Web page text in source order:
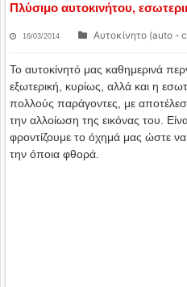
Πλύσιμο αυτοκινήτου,
16/03/2014 Αυτοκίνητο (auto -
Το αυτοκίνητό μας καθημερινά
εξωτερική, κυρίως, αλλά και η
πολλούς παράγοντες, με
την αλλοίωση της εικόνας του.
φροντίζουμε το όχημά μας ώστε
την όποια φθορά.